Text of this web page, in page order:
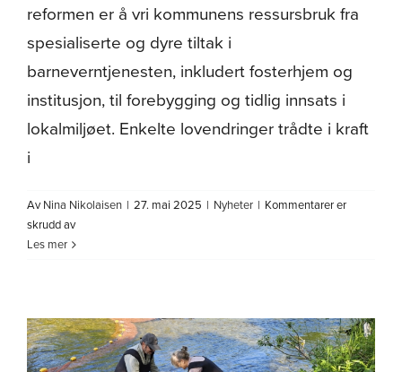
reformen er å vri kommunens ressursbruk fra
spesialiserte og dyre tiltak i
barneverntjenesten, inkludert fosterhjem og
institusjon, til forebygging og tidlig innsats i
lokalmiljøet. Enkelte lovendringer trådte i kraft
i
AvNina Nikolaisen | 27. mai 2025 | Nyheter | Kommentarer er
skrudd avfor
Plan
omsorgssvikt
og
adferdsvansker
Les mer